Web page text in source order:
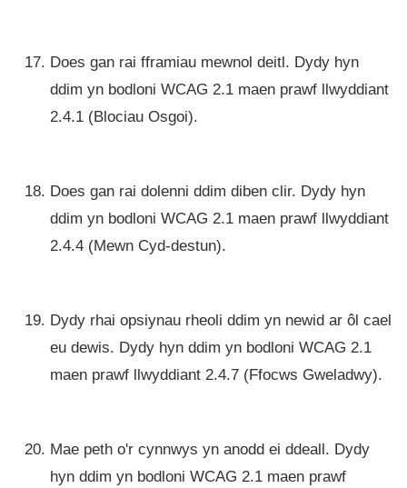
Does gan rai fframiau mewnol deitl. Dydy hyn
ddim yn bodloni WCAG 2.1 maen prawf llwyddiant
2.4.1 (Blociau Osgoi).
Does gan rai dolenni ddim diben clir. Dydy hyn
ddim yn bodloni WCAG 2.1 maen prawf llwyddiant
2.4.4 (Mewn Cyd-destun).
Dydy rhai opsiynau rheoli ddim yn newid ar ôl cael
eu dewis. Dydy hyn ddim yn bodloni WCAG 2.1
maen prawf llwyddiant 2.4.7 (Ffocws Gweladwy).
Mae peth o'r cynnwys yn anodd ei ddeall. Dydy
hyn ddim yn bodloni WCAG 2.1 maen prawf